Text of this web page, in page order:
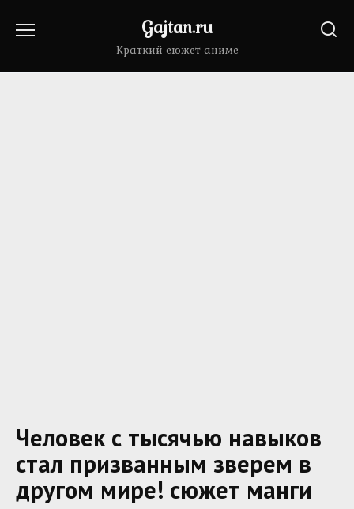
Gajtan.ru
Краткий сюжет аниме
Человек с тысячью навыков
стал призванным зверем в
другом мире! сюжет манги